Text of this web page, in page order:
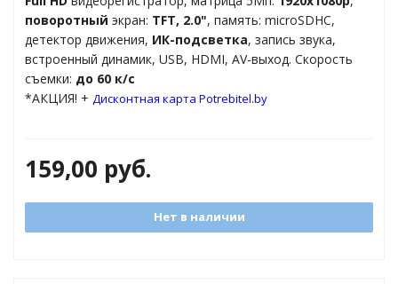
поворотный экран: TFT, 2.0", память: microSDHC,
детектор движения, ИК-подсветка, запись звука,
встроенный динамик, USB, HDMI, AV-выход. Скорость
съемки: до 60 к/с
*АКЦИЯ! + Дисконтная карта Potrebitel.by
159,00 руб.
Нет в наличии